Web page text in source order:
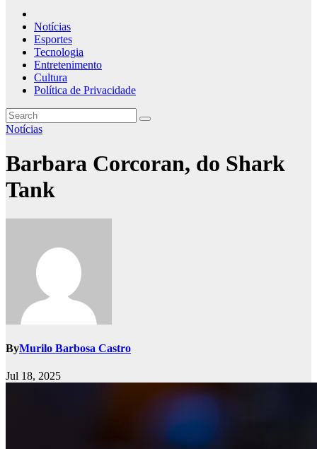
Notícias
Esportes
Tecnologia
Entretenimento
Cultura
Política de Privacidade
Notícias
Barbara Corcoran, do Shark
Tank
ByMurilo Barbosa Castro
Jul 18, 2025